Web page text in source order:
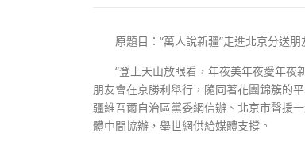
原題目：“萬人說新疆”走進北京分送
“登上天山放眼看，年夜美年夜愛年夜
朋友會在京勝利舉行，隨同著花團錦簇的
疆維吾爾自治區黨委網信辦、北京市聲援
體中間協辦，舉世網供給媒體支撐。